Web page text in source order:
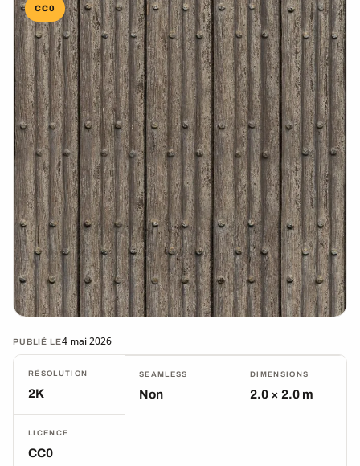
CC0
PUBLIÉ LE4 mai 2026
RÉSOLUTION
2K
SEAMLESS
Non
DIMENSIONS
2.0 × 2.0 m
LICENCE
CC0